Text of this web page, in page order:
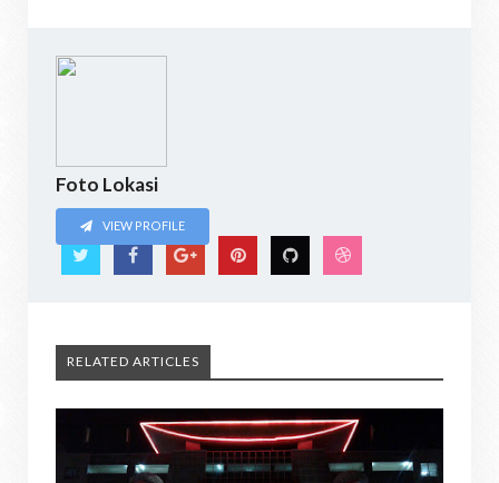
Foto Lokasi
VIEW PROFILE
RELATED ARTICLES